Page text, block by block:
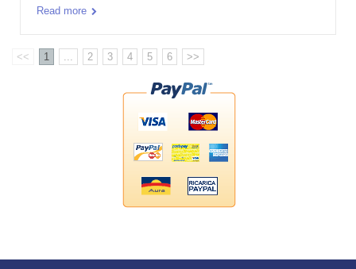
Read more
<< 1 2 3 4 5 6 >>